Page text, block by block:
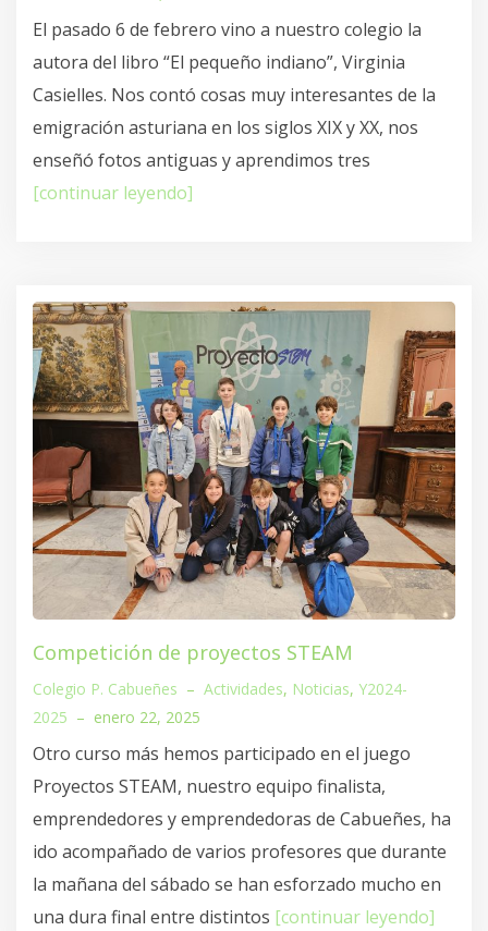
El pasado 6 de febrero vino a nuestro colegio la
autora del libro “El pequeño indiano”, Virginia
Casielles. Nos contó cosas muy interesantes de la
emigración asturiana en los siglos XIX y XX, nos
enseñó fotos antiguas y aprendimos tres
[continuar leyendo]
Competición de proyectos STEAM
Colegio P. Cabueñes – Actividades, Noticias, Y2024-
2025 – enero 22, 2025
Otro curso más hemos participado en el juego
Proyectos STEAM, nuestro equipo finalista,
emprendedores y emprendedoras de Cabueñes, ha
ido acompañado de varios profesores que durante
la mañana del sábado se han esforzado mucho en
una dura final entre distintos [continuar leyendo]